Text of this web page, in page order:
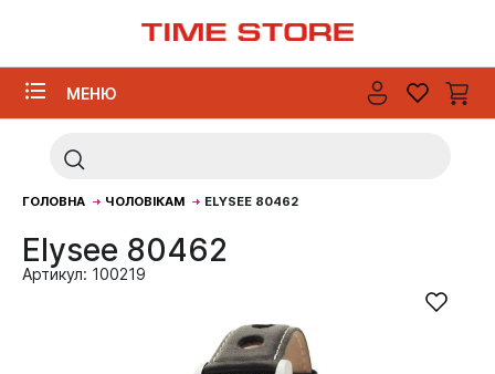
МЕНЮ
ГОЛОВНА ЧОЛОВІКАМ ELYSEE 80462
Elysee 80462
Артикул: 100219